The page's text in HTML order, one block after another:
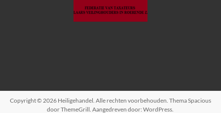
Copyright © 2026 Heiligehandel . Alle rechten voorbehouden. ThemaSpacious
door ThemeGrill. Aangedreven door:WordPress